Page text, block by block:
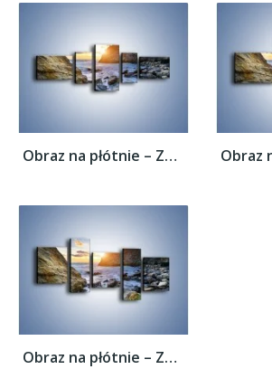
Obraz na płótnie – Zakaz kąpieli –...
Obraz na płótnie – Zakaz kąpieli –...